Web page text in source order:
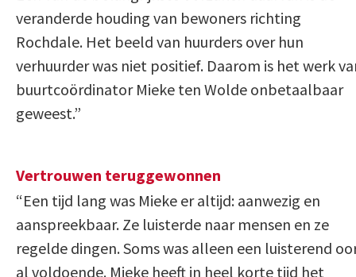
veranderde houding van bewoners richting
Rochdale. Het beeld van huurders over hun
verhuurder was niet positief. Daarom is het werk
buurtcoördinator Mieke ten Wolde onbetaalbaar
geweest.”
Vertrouwen teruggewonnen
“Een tijd lang was Mieke er altijd: aanwezig en
aanspreekbaar. Ze luisterde naar mensen en ze
regelde dingen. Soms was alleen een luisterend
al voldoende. Mieke heeft in heel korte tijd het